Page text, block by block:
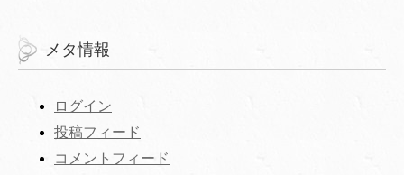
メタ情報
ログイン
投稿フィード
コメントフィード